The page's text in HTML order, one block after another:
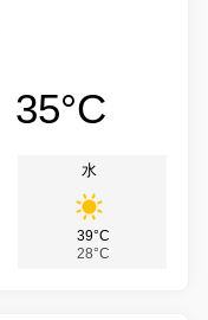
35°C
水
39°C
28°C